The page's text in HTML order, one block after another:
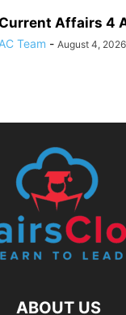
Affairs 4
Team - August 4, 2026
ABOUT US